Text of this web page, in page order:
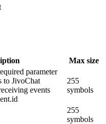
Max size
parameter
to JivoChat
events
255
symbols
255
symbols